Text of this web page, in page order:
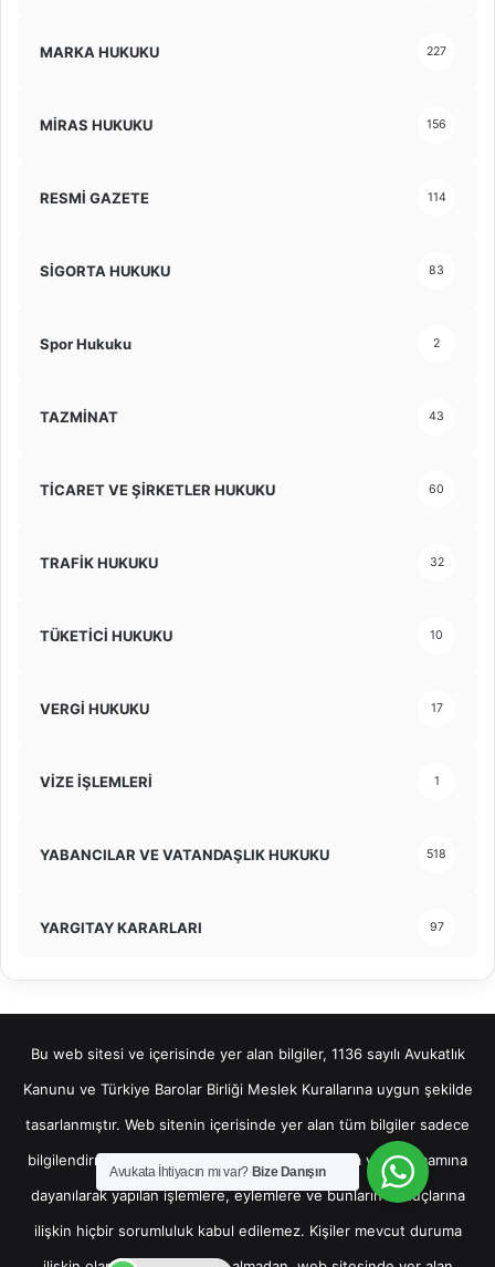
MARKA HUKUKU 227
MİRAS HUKUKU 156
RESMİ GAZETE 114
SİGORTA HUKUKU 83
Spor Hukuku 2
TAZMİNAT 43
TİCARET VE ŞİRKETLER HUKUKU 60
TRAFİK HUKUKU 32
TÜKETİCİ HUKUKU 10
VERGİ HUKUKU 17
VİZE İŞLEMLERİ 1
YABANCILAR VE VATANDAŞLIK HUKUKU 518
YARGITAY KARARLARI 97
Bu web sitesi ve içerisinde yer alan bilgiler, 1136 sayılı Avukatlık
Kanunu ve Türkiye Barolar Birliği Meslek Kurallarına uygun şekilde
tasarlanmıştır. Web sitenin içerisinde yer alan tüm bilgiler sadece
bilgilendirme amaçlı olup, bu bilgilerin bir kısmına veya tamamına
dayanılarak yapılan işlemlere, eylemlere ve bunların sonuçlarına
ilişkin hiçbir sorumluluk kabul edilemez. Kişiler mevcut duruma
Avukata İhtiyacın mı var? Bize Danışın